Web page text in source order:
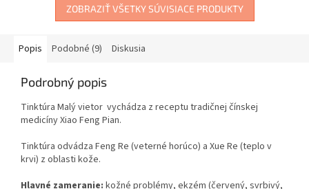
ZOBRAZIŤ VŠETKY SÚVISIACE PRODUKTY
Popis Podobné (9) Diskusia
Podrobný popis
Tinktúra Malý vietor vychádza z receptu tradičnej čínskej
medicíny Xiao Feng Pian.
Tinktúra odvádza Feng Re (veterné horúco) a Xue Re (teplo v
krvi) z oblasti kože.
Hlavné zameranie: kožné problémy, ekzém (červený, svrbivý,